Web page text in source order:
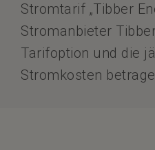
Stromtarif „Tibber
Stromanbieter
Tarifoption und die
Stromkosten